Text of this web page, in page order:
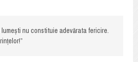
nu constituie adevărata fericire.